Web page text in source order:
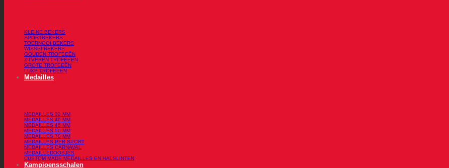
KLEINE BEKERS
SPORTBEKERS
TOERNOOI BEKERS
WISSELBEKERS
GOUDEN TROFEEËN
ZILVEREN TROFEEËN
GROTE TROFEEËN
LUXE TROFEEËN
Medailles
MEDAILLES 32 MM
MEDAILLES 40 MM
MEDAILLES 45 MM
MEDAILLES 50 MM
MEDAILLES 70 MM
MEDAILLES PER SPORT
MEDAILLES CARNAVAL
MEDAILLEDOOSJES
CUSTOM MADE MEDAILLES EN HALSLINTEN
Kampioensschalen